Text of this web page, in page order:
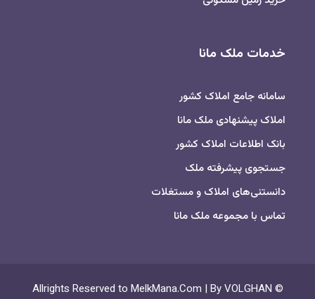
خدمات ملک مانا
سامانه جامع املاک کشور
املاک پیشنهادی ملک مانا
بانک اطلاعات املاک کشور
جستجوی پیشرفته ملک
دانستنی‌های املاک و مستغلات
تماس با مجموعه ملک مانا
© Allrights Reserved to MelkMana.Com | By VOLGHAN